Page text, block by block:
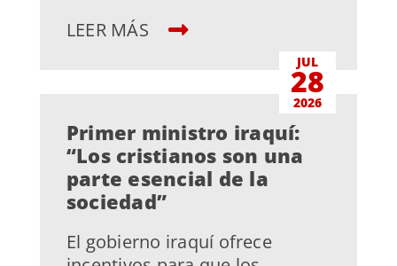
LEER MÁS
JUL
28
2026
Primer ministro iraquí:
“Los cristianos son una
parte esencial de la
sociedad”
El gobierno iraquí ofrece